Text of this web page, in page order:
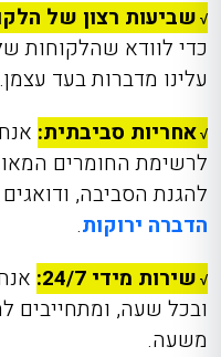
√ שביעות רצון של
כדי לוודא שהלקוחות
עלינו מדברות בעד עצמן.
√אחריות סביבתית:
לרשימת החומרים
להגנת הסביבה,
הדברה ירוקות.
√ שירות מידי 24/7:
ובכל שעה, ומתחייבים
משעה.